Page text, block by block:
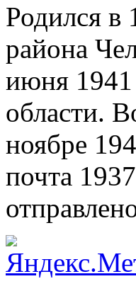
Родился в
района
июня 1941
области.
ноябре
почта